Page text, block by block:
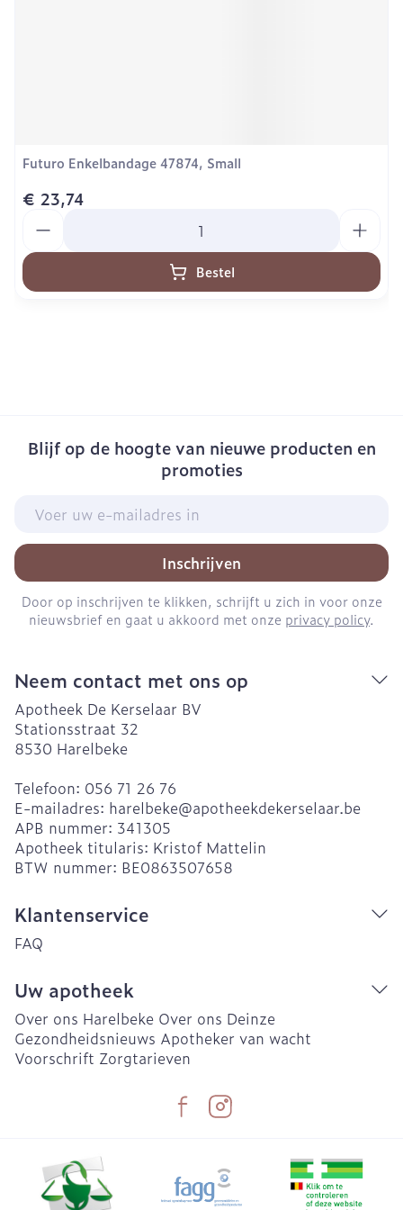
Futuro Enkelbandage 47874, Small
€ 23,74
Bestel
Blijf op de hoogte van nieuwe producten en
promoties
Inschrijven
Door op inschrijven te klikken, schrijft u zich in voor onze
nieuwsbrief en gaat u akkoord met onze privacy policy.
Neem contact met ons op
Apotheek De Kerselaar BV
Stationsstraat 32
8530 Harelbeke
Telefoon: 056 71 26 76
E-mailadres: harelbeke@apotheekdekerselaar.be
APB nummer: 341305
Apotheek titularis: Kristof Mattelin
BTW nummer: BE0863507658
Klantenservice
FAQ
Uw apotheek
Over ons Harelbeke Over ons Deinze
Gezondheidsnieuws Apotheker van wacht
Voorschrift Zorgtarieven